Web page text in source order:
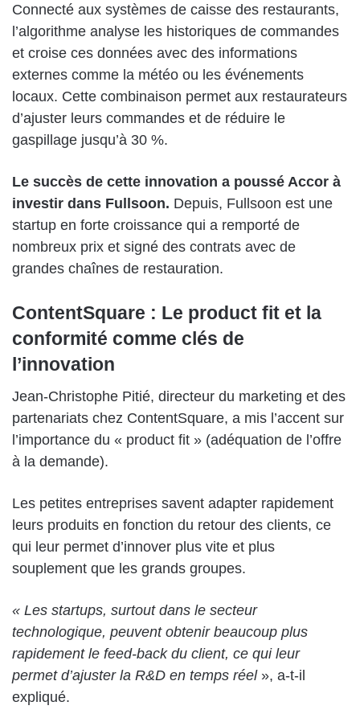
Connecté aux systèmes de caisse des restaurants,
l’algorithme analyse les historiques de commandes
et croise ces données avec des informations
externes comme la météo ou les événements
locaux. Cette combinaison permet aux restaurateurs
d’ajuster leurs commandes et de réduire le
gaspillage jusqu’à 30 %.
Le succès de cette innovation a poussé Accor à
investir dans Fullsoon. Depuis, Fullsoon est une
startup en forte croissance qui a remporté de
nombreux prix et signé des contrats avec de
grandes chaînes de restauration.
ContentSquare : Le product fit et la
conformité comme clés de
l’innovation
Jean-Christophe Pitié, directeur du marketing et des
partenariats chez ContentSquare, a mis l’accent sur
l’importance du « product fit » (adéquation de l’offre
à la demande).
Les petites entreprises savent adapter rapidement
leurs produits en fonction du retour des clients, ce
qui leur permet d’innover plus vite et plus
souplement que les grands groupes.
« Les startups, surtout dans le secteur
technologique, peuvent obtenir beaucoup plus
rapidement le feed-back du client, ce qui leur
permet d’ajuster la R&D en temps réel», a-t-il
expliqué.